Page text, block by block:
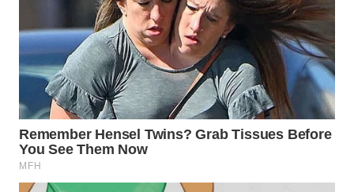
WN
SUKABUMI
WN
PURWAKARTA
WN
PRIANGAN
TIMUR